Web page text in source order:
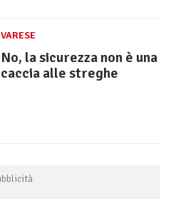
VARESE
No, la sicurezza non è una
caccia alle streghe